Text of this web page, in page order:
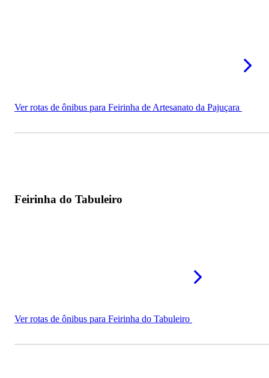
Ver rotas de ônibus para Feirinha de Artesanato da Pajuçara
Feirinha do Tabuleiro
Ver rotas de ônibus para Feirinha do Tabuleiro